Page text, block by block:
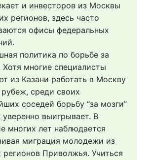
и инвесторов из Москвы
регионов, здесь часто
офисы федеральных
политика по борьбе за
Хотя многие специалисты
из Казани работать в Москву
рубеж, среди своих
соседей борьбу “за мозги”
уверенно выигрывает. В
многих лет наблюдается
миграция молодежи из
регионов Приволжья. Учиться